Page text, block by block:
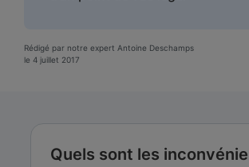
Rédigé par notre expert Antoine Deschamps
le 4 juillet 2017
Quels sont les